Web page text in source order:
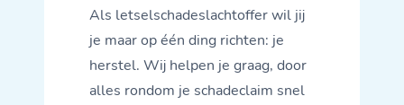
Als letselschadeslachtoffer wil jij
je maar op één ding richten: je
herstel. Wij helpen je graag, door
alles rondom je schadeclaim snel